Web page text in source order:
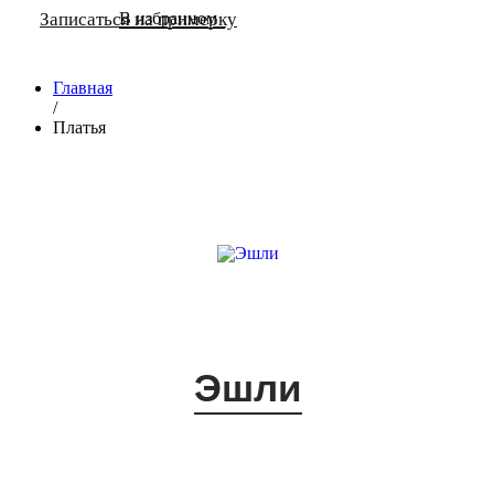
В избранном
Записаться на примерку
Главная
/
Платья
Эшли